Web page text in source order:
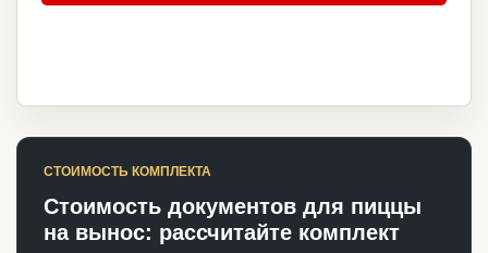
СТОИМОСТЬ КОМПЛЕКТА
Стоимость документов для пиццы
на вынос: рассчитайте комплект